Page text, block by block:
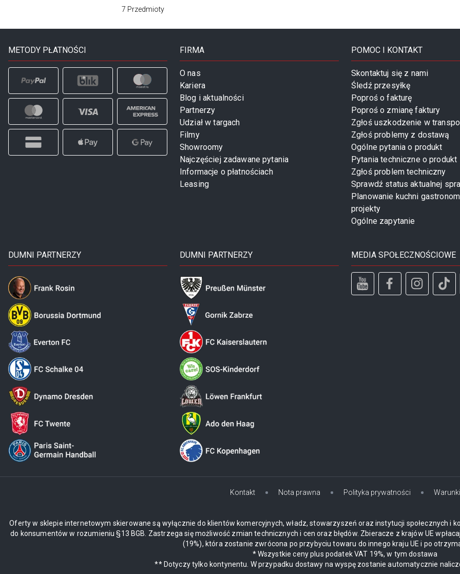
7 Przedmioty
METODY PŁATNOŚCI FIRMA
O nas
Kariera
Blog i aktualności
Partnerzy
Udział w targach
Filmy
Showroomy
Najczęściej zadawane pytania
Informacje o płatnościach
Leasing
POMOC I KONTAKT
Skontaktuj się z nami
Śledź przesyłkę
Poproś o fakturę
Poproś o zmianę faktury
Zgłoś uszkodzenie w
Zgłoś problemy z dostawą
Ogólne pytania o produkt
Pytania techniczne o produkt
Zgłoś problem techniczny
Sprawdź status aktualnej
Planowanie kuchni
projekty
Ogólne zapytanie
DUMNI PARTNERZY DUMNI PARTNERZY MEDIA SPOŁECZNOŚCIOWE
Kontakt Nota prawna Polityka prywatności Warunki
Oferty w sklepie internetowym skierowane są wyłącznie do klientów komercyjnych, władz, stowarzyszeń oraz instytucji społecznych i
do konsumentów w rozumieniu §13 BGB. Zastrzega się możliwość zmian technicznych i cen oraz błędów. Zbieracze z krajów UE
(19%), która zostanie zwrócona po przybyciu towaru do innego kraju UE i po
* Wszystkie ceny plus podatek VAT 19%, w tym dostawa
** Dotyczy tylko kontynentu. W przypadku dostawy na wyspę zostanie automatycznie